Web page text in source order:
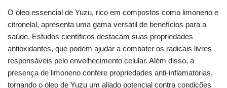
O óleo essencial de Yuzu, rico em compostos como limoneno e
citronelal, apresenta uma gama versátil de benefícios para a
saúde. Estudos científicos destacam suas propriedades
antioxidantes, que podem ajudar a combater os radicais livres
responsáveis pelo envelhecimento celular. Além disso, a
presença de limoneno confere propriedades anti-inflamatórias,
tornando o óleo de Yuzu um aliado potencial contra condições